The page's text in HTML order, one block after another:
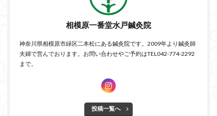
相模原一番堂水戸鍼灸院
神奈川県相模原市緑区二本松にある鍼灸院です。2009年より鍼灸師
夫婦で営んでおります。お問い合わせやご予約はTEL042-774-2292
まで。
投稿一覧へ